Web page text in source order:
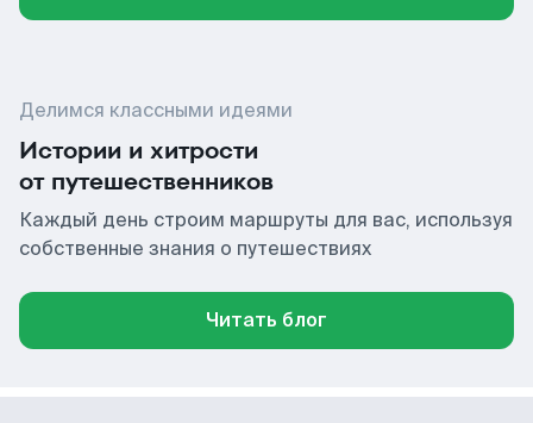
Делимся классными идеями
Истории и хитрости
от путешественников
Каждый день строим маршруты для вас, используя
собственные знания о путешествиях
Читать блог